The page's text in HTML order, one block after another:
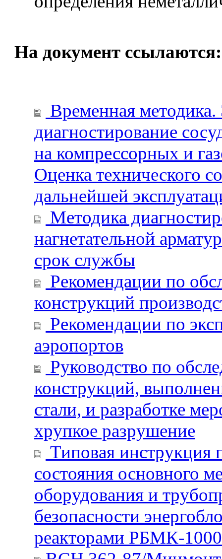
На документ ссылаются:
Временная методика.
диагностирование
на компрессорных и
Оценка технического
дальнейшей
Методика
нагнетательной
срок службы
Рекомендации по
конструкций
Рекомендации по
аэропортов
Руководство по
конструкций,
стали, и разработке
хрупкое разрушение
Типовая инструкция
состояния основного
оборудования и
безопасности
реакторами РБМК-1000